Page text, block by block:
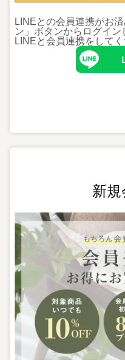
LINEとの会員連携がお
ン」ボタンからログイン
LINEと会員連携をしてく